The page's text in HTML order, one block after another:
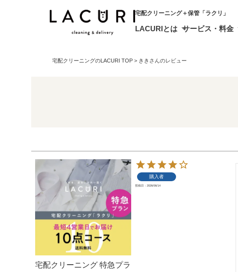
宅配クリーニング＋保管「ラクリ」
LACURIとは サービス・料金
宅配クリーニングのLACURI TOP ききさんのレビュー
宅配クリーニング 特急プラ
購入者
投稿日 2026/06/14